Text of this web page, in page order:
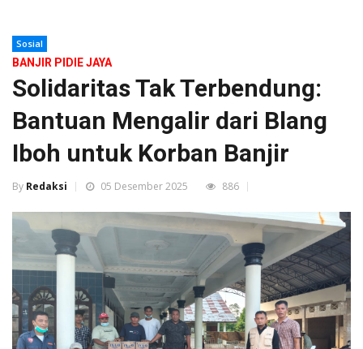
Sosial
BANJIR PIDIE JAYA
Solidaritas Tak Terbendung:
Bantuan Mengalir dari Blang
Iboh untuk Korban Banjir
By Redaksi 05 Desember 2025 886